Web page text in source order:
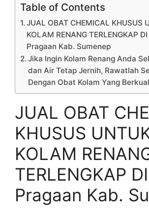
Table of Contents
JUAL OBAT CHEMICAL KHUSUS
KOLAM RENANG TERLENGKAP
Pragaan Kab. Sumenep
Jika Ingin Kolam Renang Anda
dan Air Tetap Jernih, Rawatlah
Dengan Obat Kolam Yang
JUAL OBAT
KHUSUS
KOLAM
TERLENGKAP
Pragaan Kab.